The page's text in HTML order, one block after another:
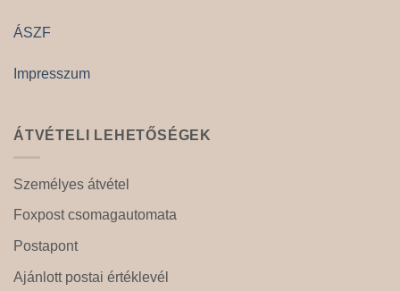
ÁSZF
Impresszum
ÁTVÉTELI LEHETŐSÉGEK
Személyes átvétel
Foxpost csomagautomata
Postapont
Ajánlott postai értéklevél